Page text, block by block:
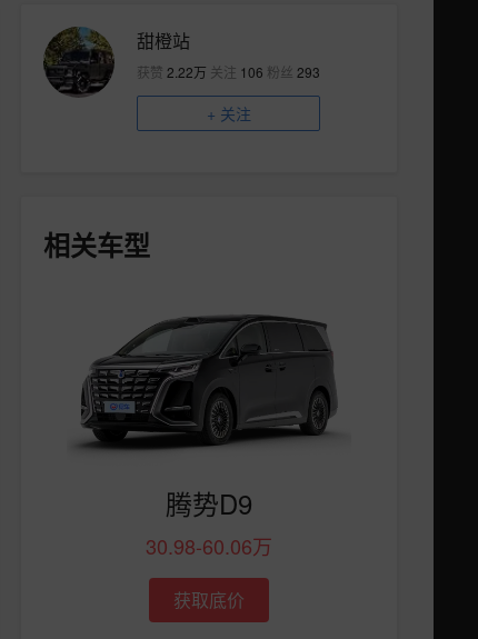
甜橙站
获赞 2.22万 关注 106 粉丝 293
+ 关注
相关车型
腾势D9
30.98-60.06万
获取底价